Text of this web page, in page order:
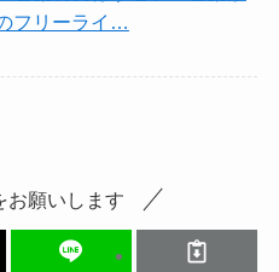
フリーライ…
お願いします